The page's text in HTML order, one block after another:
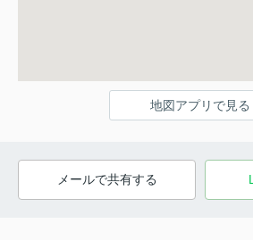
地図アプリで見る
メールで共有する